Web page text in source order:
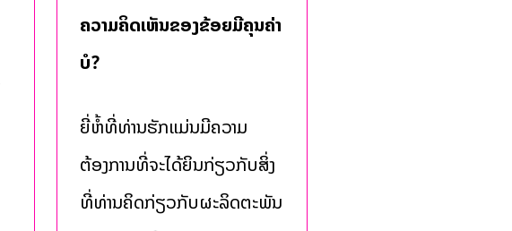
ຄວາມຄິດເຫັນຂອງຂ້ອຍມີຄຸນຄ່າ
ບໍ?
ຍີ່ຫໍ້ທີ່ທ່ານຮັກແມ່ນມີຄວາມ
ຕ້ອງການທີ່ຈະໄດ້ຍິນກ່ຽວກັບສິ່ງ
ທີ່ທ່ານຄິດກ່ຽວກັບຜະລິດຕະພັນ